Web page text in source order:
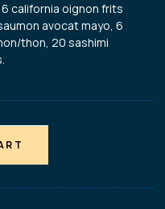
california oignon frits
avocat mayo, 6
thon, 20 sashimi